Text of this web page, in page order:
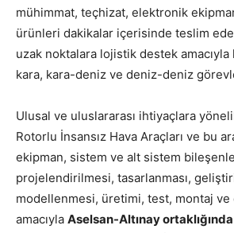
mühimmat, teçhizat, elektronik
ürünleri dakikalar içerisinde teslim
uzak noktalara lojistik destek amacıyla
kara, kara-deniz ve deniz-deniz
Ulusal ve uluslararası ihtiyaçlara
Rotorlu İnsansız Hava Araçları ve bu
ekipman, sistem ve alt sistem
projelendirilmesi, tasarlanması,
modellenmesi, üretimi, test, montaj ve
amacıyla Aselsan-Altınay